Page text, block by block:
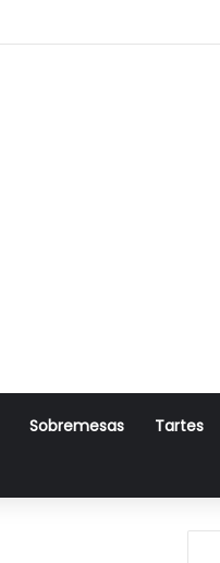
Sobremesas Tartes